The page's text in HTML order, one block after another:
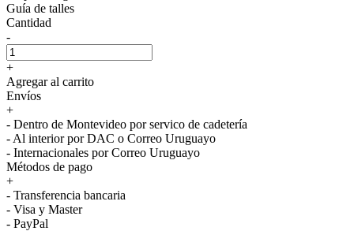
Guía de talles
Cantidad
-
+
Agregar al carrito
Envíos
+
- Dentro de Montevideo por servico de cadetería
- Al interior por DAC o Correo Uruguayo
- Internacionales por Correo Uruguayo
Métodos de pago
+
- Transferencia bancaria
- Visa y Master
- PayPal